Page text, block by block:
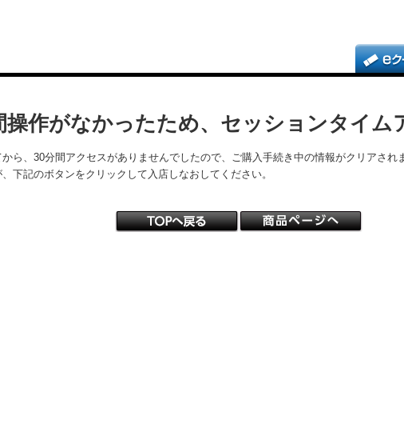
操作がなかったため、セッションタイム
ら、30分間アクセスがありませんでしたので、ご購入手続き中の情報がクリアされ
下記のボタンをクリックして入店しなおしてください。